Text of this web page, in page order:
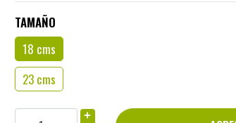
TAMAÑO
18 cms
23 cms
+